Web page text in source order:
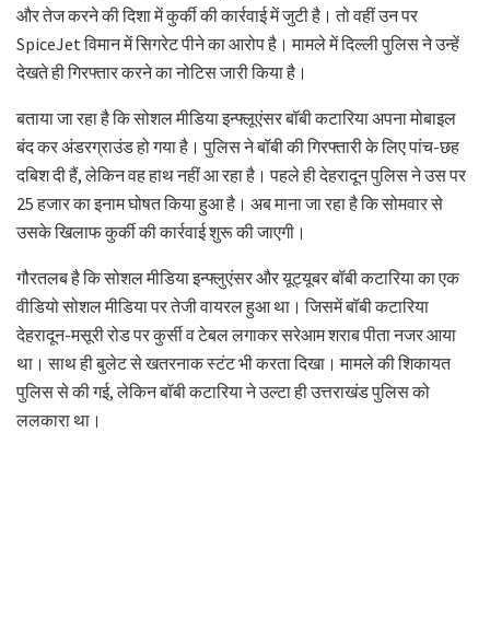
और तेज करने की दिशा में कुर्की की कार्रवाई में जुटी है। तो वहीं उन पर
SpiceJet विमान में सिगरेट पीने का आरोप है। मामले में दिल्ली पुलिस ने उन्हें
देखते ही गिरफ्तार करने का नोटिस जारी किया है।
बताया जा रहा है कि सोशल मीडिया इन्फ्लूएंसर बॉबी कटारिया अपना मोबाइल
बंद कर अंडरग्राउंड हो गया है। पुलिस ने बॉबी की गिरफ्तारी के लिए पांच-छह
दबिश दी हैं, लेकिन वह हाथ नहीं आ रहा है। पहले ही देहरादून पुलिस ने उस पर
25 हजार का इनाम घोषत किया हुआ है। अब माना जा रहा है कि सोमवार से
उसके खिलाफ कुर्की की कार्रवाई शुरू की जाएगी।
गौरतलब है कि सोशल मीडिया इन्फ्लुएंसर और यूट्यूबर बॉबी कटारिया का एक
वीडियो सोशल मीडिया पर तेजी वायरल हुआ था। जिसमें बॉबी कटारिया
देहरादून-मसूरी रोड पर कुर्सी व टेबल लगाकर सरेआम शराब पीता नजर आया
था। साथ ही बुलेट से खतरनाक स्टंट भी करता दिखा। मामले की शिकायत
पुलिस से की गई, लेकिन बॉबी कटारिया ने उल्टा ही उत्तराखंड पुलिस को
ललकारा था।